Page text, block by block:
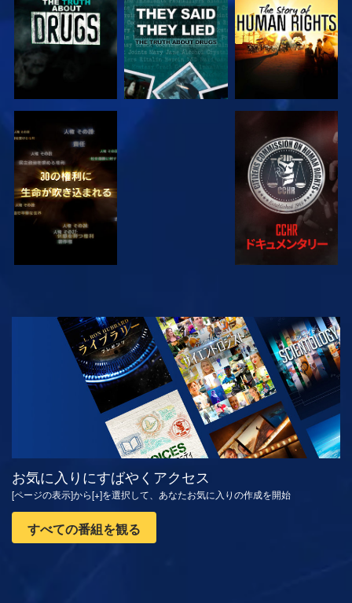
観る
観る シリーズを探求
お気に入りにすばやくアクセス
[ページの表示]から[+]を選択して、あなたお気に入りの作成を開始
すべての番組を観る